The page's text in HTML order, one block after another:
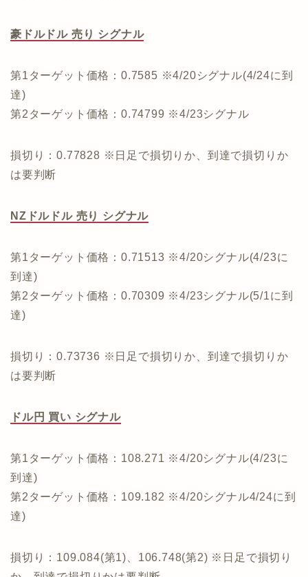
豪ドルドル 売り シグナル
第1ターゲット価格：0.7585 ※4/20シグナル(4/24に到
達)
第2ターゲット価格：0.74799 ※4/23シグナル
損切り：0.77828 ※日足で損切りか、到達で損切りか
は要判断
NZドルドル 売り シグナル
第1ターゲット価格：0.71513 ※4/20シグナル(4/23に
到達)
第2ターゲット価格：0.70309 ※4/23シグナル(5/1に到
達)
損切り：0.73736 ※日足で損切りか、到達で損切りか
は要判断
ドル円 買い シグナル
第1ターゲット価格：108.271 ※4/20シグナル(4/23に
到達)
第2ターゲット価格：109.182 ※4/20シグナル4/24に到
達)
損切り：109.084(第1)、106.748(第2) ※日足で損切り